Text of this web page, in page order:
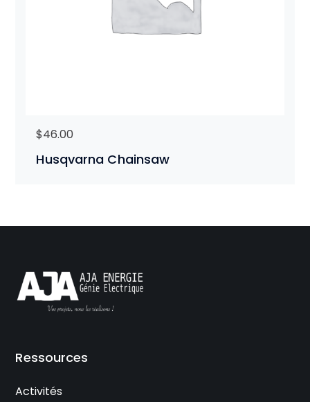
Husqvarna Chainsaw
$46.00
Ressources
Activités